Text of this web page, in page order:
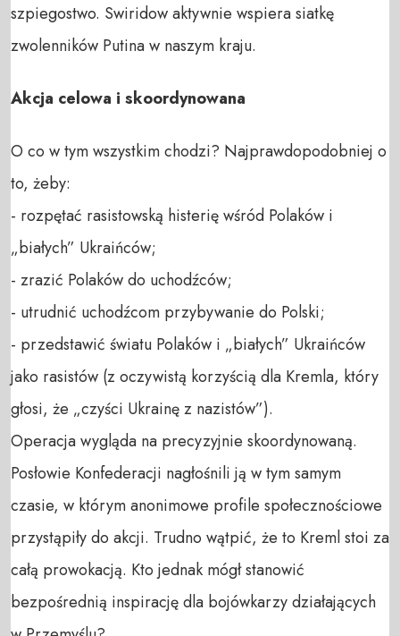
szpiegostwo. Swiridow aktywnie wspiera siatkę
zwolenników Putina w naszym kraju.
Akcja celowa i skoordynowana
O co w tym wszystkim chodzi? Najprawdopodobniej o
to, żeby:
- rozpętać rasistowską histerię wśród Polaków i
„białych” Ukraińców;
- zrazić Polaków do uchodźców;
- utrudnić uchodźcom przybywanie do Polski;
- przedstawić światu Polaków i „białych” Ukraińców
jako rasistów (z oczywistą korzyścią dla Kremla, który
głosi, że „czyści Ukrainę z nazistów”).
Operacja wygląda na precyzyjnie skoordynowaną.
Posłowie Konfederacji nagłośnili ją w tym samym
czasie, w którym anonimowe profile społecznościowe
przystąpiły do akcji. Trudno wątpić, że to Kreml stoi za
całą prowokacją. Kto jednak mógł stanowić
bezpośrednią inspirację dla bojówkarzy działających